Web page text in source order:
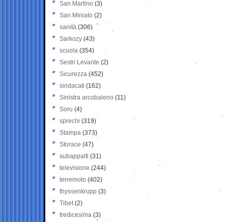
San Martino (3)
San Miniato (2)
sanità (306)
Sarkozy (43)
scuola (354)
Sestri Levante (2)
Sicurezza (452)
sindacati (162)
Sinistra arcobaleno (11)
Soru (4)
sprechi (319)
Stampa (373)
Storace (47)
subappalti (31)
televisione(244)
terremoto (402)
thyssenkrupp (3)
Tibet(2)
tredicesima (3)